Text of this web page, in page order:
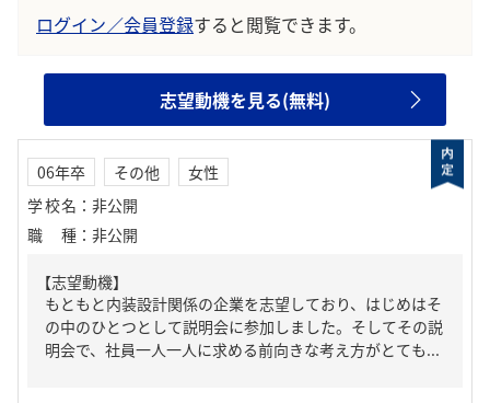
ログイン／会員登録すると閲覧できます。
志望動機を見る(無料)
06年卒 その他
女性
学校名 ： 非公開
職種 ： 非公開
【志望動機】
もともと内装設計関係の企業を志望しており、はじめはそ
の中のひとつとして説明会に参加しました。そしてその説
明会で、社員一人一人に求める前向きな考え方がとても...